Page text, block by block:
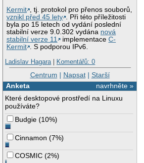
Kermit , tj. protokol pro přenos souborů,
vznikl před 45 lety . Při této příležitosti
byla po 15 letech od vydání poslední
stabilní verze 9.0.302 vydána nová
stabilní verze 11
implementaceC-
Kermit . S podporou IPv6.
Ladislav Hagara| Komentářů: 0
Centrum | Napsat| Starší
navrhněte »
Anketa
Které desktopové prostředí na Linuxu
používáte?
Budgie (10%)
Cinnamon (7%)
COSMIC (2%)